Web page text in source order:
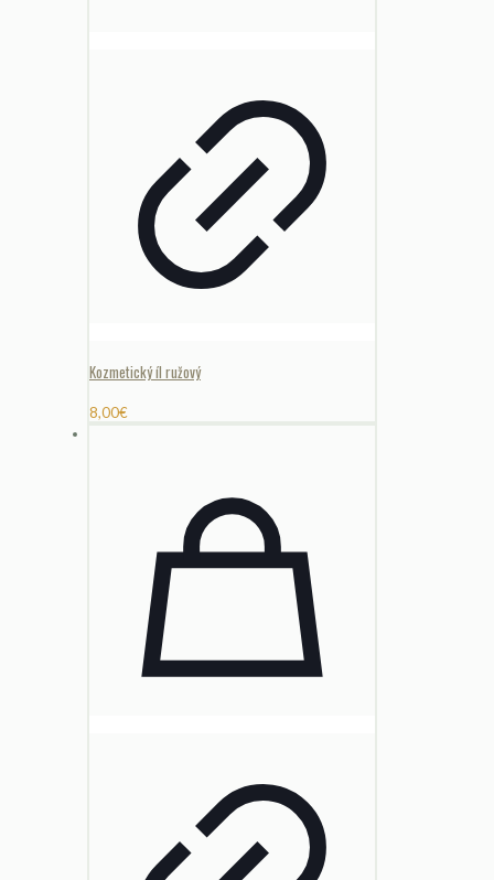
Kozmetický íl ružový
8,00€